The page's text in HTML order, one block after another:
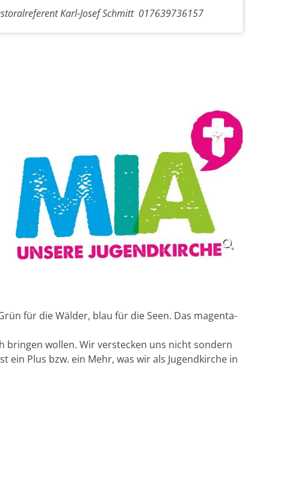
Karl-Josef Schmitt 017639736157
für die Wälder, blau für die Seen. Das magenta-
bringen wollen. Wir verstecken uns nicht sondern
ein Plus bzw. ein Mehr, was wir als Jugendkirche in